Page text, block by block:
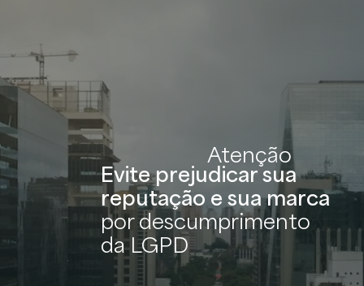
Evite prejudicar sua
reputação e sua marca
por descumprimento
da LGPD
Atenção